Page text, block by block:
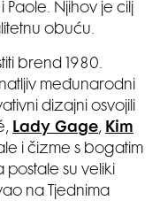
Paole. Njihov je cilj
obuću.
brend 1980.
međunarodni
dizajni osvojili
Lady Gage, Kim
i čizme s bogatim
postale su veliki
na Tjednima